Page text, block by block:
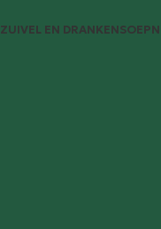
ZUIVEL EN DRANKENSOEP